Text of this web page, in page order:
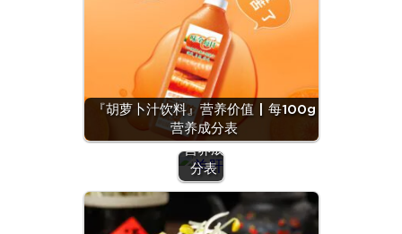
『胡萝卜汁饮料』营养价值 | 每100g
营养成分表
『羊
肝』营
养价值
| 每
100g
营养成
分表